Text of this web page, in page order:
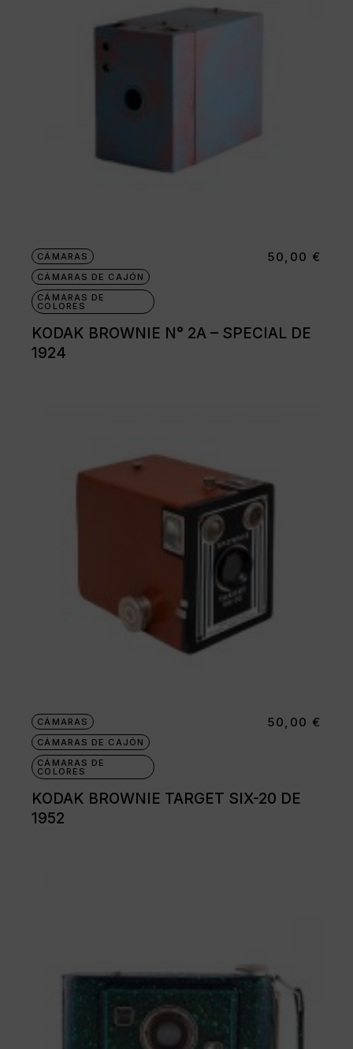
CÁMARAS
CÁMARAS DE CAJÓN
CÁMARAS DE
COLORES
KODAK BROWNIE N° 2A – SPECIAL DE
1924
50,00 €
CÁMARAS
CÁMARAS DE CAJÓN
CÁMARAS DE
COLORES
KODAK BROWNIE TARGET SIX-20 DE
1952
50,00 €